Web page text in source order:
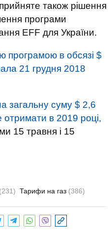
також рішення
програми
EFF для України.
в обсязі $
21 грудня 2018
загальну суму $ 2,6
в 2019 році,
15 травня і 15
(231) Тарифи на газ (386)